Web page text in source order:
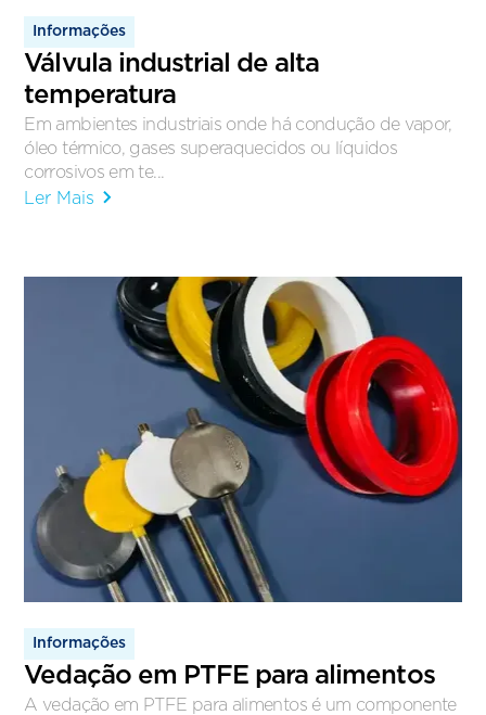
Informações
Válvula industrial de alta
temperatura
Em ambientes industriais onde há condução de vapor,
óleo térmico, gases superaquecidos ou líquidos
corrosivos em te...
Ler Mais
Informações
Vedação em PTFE para alimentos
A vedação em PTFE para alimentos é um componente